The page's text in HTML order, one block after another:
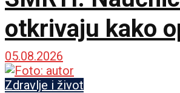
otkrivaju kako
hiljadama godina
05.08.2026
Zdravlje i život